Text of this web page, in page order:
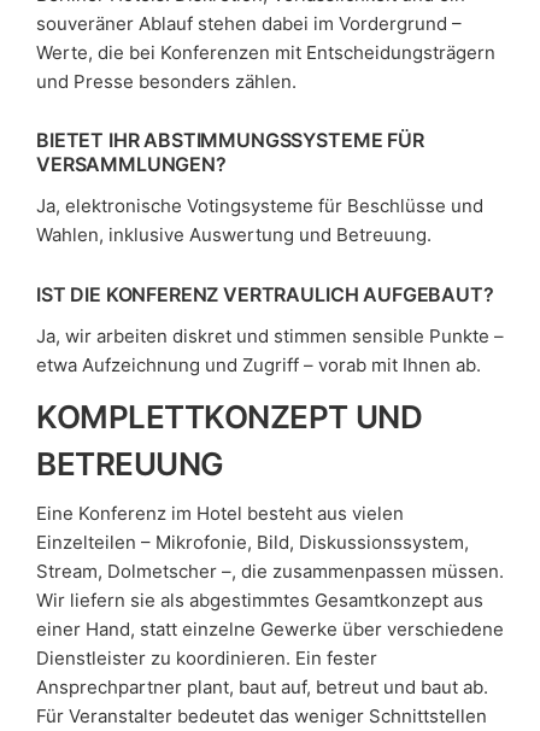
souveräner Ablauf stehen dabei im Vordergrund –
Werte, die bei Konferenzen mit Entscheidungsträgern
und Presse besonders zählen.
BIETET IHR ABSTIMMUNGSSYSTEME FÜR
VERSAMMLUNGEN?
Ja, elektronische Votingsysteme für Beschlüsse und
Wahlen, inklusive Auswertung und Betreuung.
IST DIE KONFERENZ VERTRAULICH AUFGEBAUT?
Ja, wir arbeiten diskret und stimmen sensible Punkte –
etwa Aufzeichnung und Zugriff – vorab mit Ihnen ab.
KOMPLETTKONZEPT UND
BETREUUNG
Eine Konferenz im Hotel besteht aus vielen
Einzelteilen – Mikrofonie, Bild, Diskussionssystem,
Stream, Dolmetscher –, die zusammenpassen müssen.
Wir liefern sie als abgestimmtes Gesamtkonzept aus
einer Hand, statt einzelne Gewerke über verschiedene
Dienstleister zu koordinieren. Ein fester
Ansprechpartner plant, baut auf, betreut und baut ab.
Für Veranstalter bedeutet das weniger Schnittstellen